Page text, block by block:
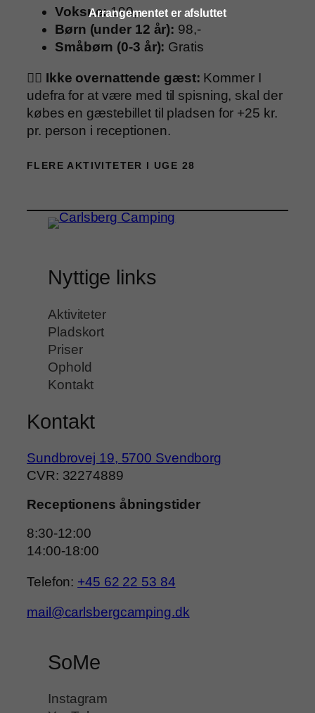
Arrangementet er afsluttet
Voksne:199,-
Børn (under 12 år): 98,-
Småbørn (0-3 år): Gratis
🚶‍♀️ Ikke overnattende gæst: Kommer I
udefra for at være med til spisning, skal der
købes en gæstebillet til pladsen for +25 kr.
pr. person i receptionen.
FLERE AKTIVITETER I UGE 28
Nyttige links
Aktiviteter
Pladskort
Priser
Ophold
Kontakt
Kontakt
Sundbrovej 19, 5700 Svendborg
CVR​: 32274889
Receptionens åbningstider
8:30-12:00
14:00-18:00
Telefon: +45 62 22 53 84
mail@carlsbergcamping.dk
SoMe
Instagram